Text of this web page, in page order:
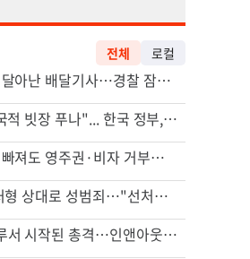
전체 로컬
신호위반 후 달아난 배달기사…경찰 잠복해 잡고보니 ‘반전’
"65세 복수국적 빗장 푸나"... 한국 정부, 연령 완화 전면 추진
서류 하나만 빠져도 영주권·비자 거부…심사관 재량권 대폭 확대
한인 남성, 처형 상대로 성범죄…"선처해줬더니 배신자 취급"
드라이브스루서 시작된 총격…인앤아웃 참사 영상 공개